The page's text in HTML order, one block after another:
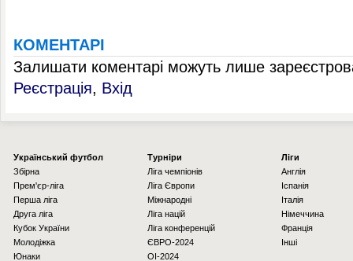
КОМЕНТАРІ
Залишати коментарі можуть лише
Реєстрація, Вхід
Українcький футбол
Збірна
Прем'єр-ліга
Перша ліга
Друга ліга
Кубок України
Молодіжка
Юнаки
Турніри
Ліга чемпіонів
Ліга Європи
Міжнародні
Ліга націй
Ліга конференцій
ЄВРО-2024
OI-2024
Ліги
Англія
Іспанія
Італія
Німеччина
Франція
Інші